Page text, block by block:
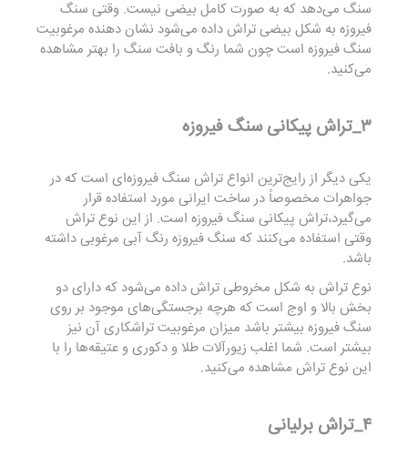
سنگ می‌دهد که به صورت کامل بیضی نیست. وقتی سنگ
فیروزه به شکل بیضی تراش داده می‌شود نشان دهنده مرغوبیت
سنگ فیروزه است چون شما رنگ و بافت سنگ را بهتر مشاهده
می‌کنید.
۳_تراش پیکانی سنگ فیروزه
یکی دیگر از رایج‌ترین انواع تراش سنگ فیروزه‌ای است که در
جواهرات مخصوصاً در ساخت ایرانی مورد استفاده قرار
می‌گیرد،تراش پیکانی سنگ فیروزه است. از این نوع تراش
وقتی استفاده می‌کنند که سنگ فیروزه رنگ آبی مرغوبی داشته
باشد.
نوع تراش به شکل مخروطی تراش داده می‌شود که دارای دو
بخش بالا و اوج است که هرچه برجستگی‌های موجود بر روی
سنگ فیروزه بیشتر باشد میزان مرغوبیت تراشکاری آن نیز
بیشتر است. شما اغلب زیورآلات طلا و دکوری و عتیقه‌ها را با
این نوع تراش مشاهده می‌کنید.
۴_تراش برلیانی